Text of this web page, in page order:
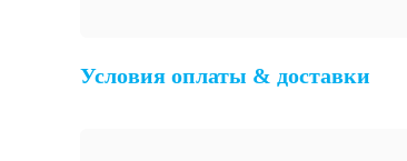
Условия оплаты & доставки